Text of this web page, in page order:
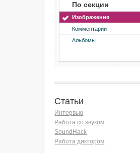
По секции
Изображения
Комментарии
Альбомы
Статьи
Интервью
Работа со звуком
SoundHack
Работа диктором